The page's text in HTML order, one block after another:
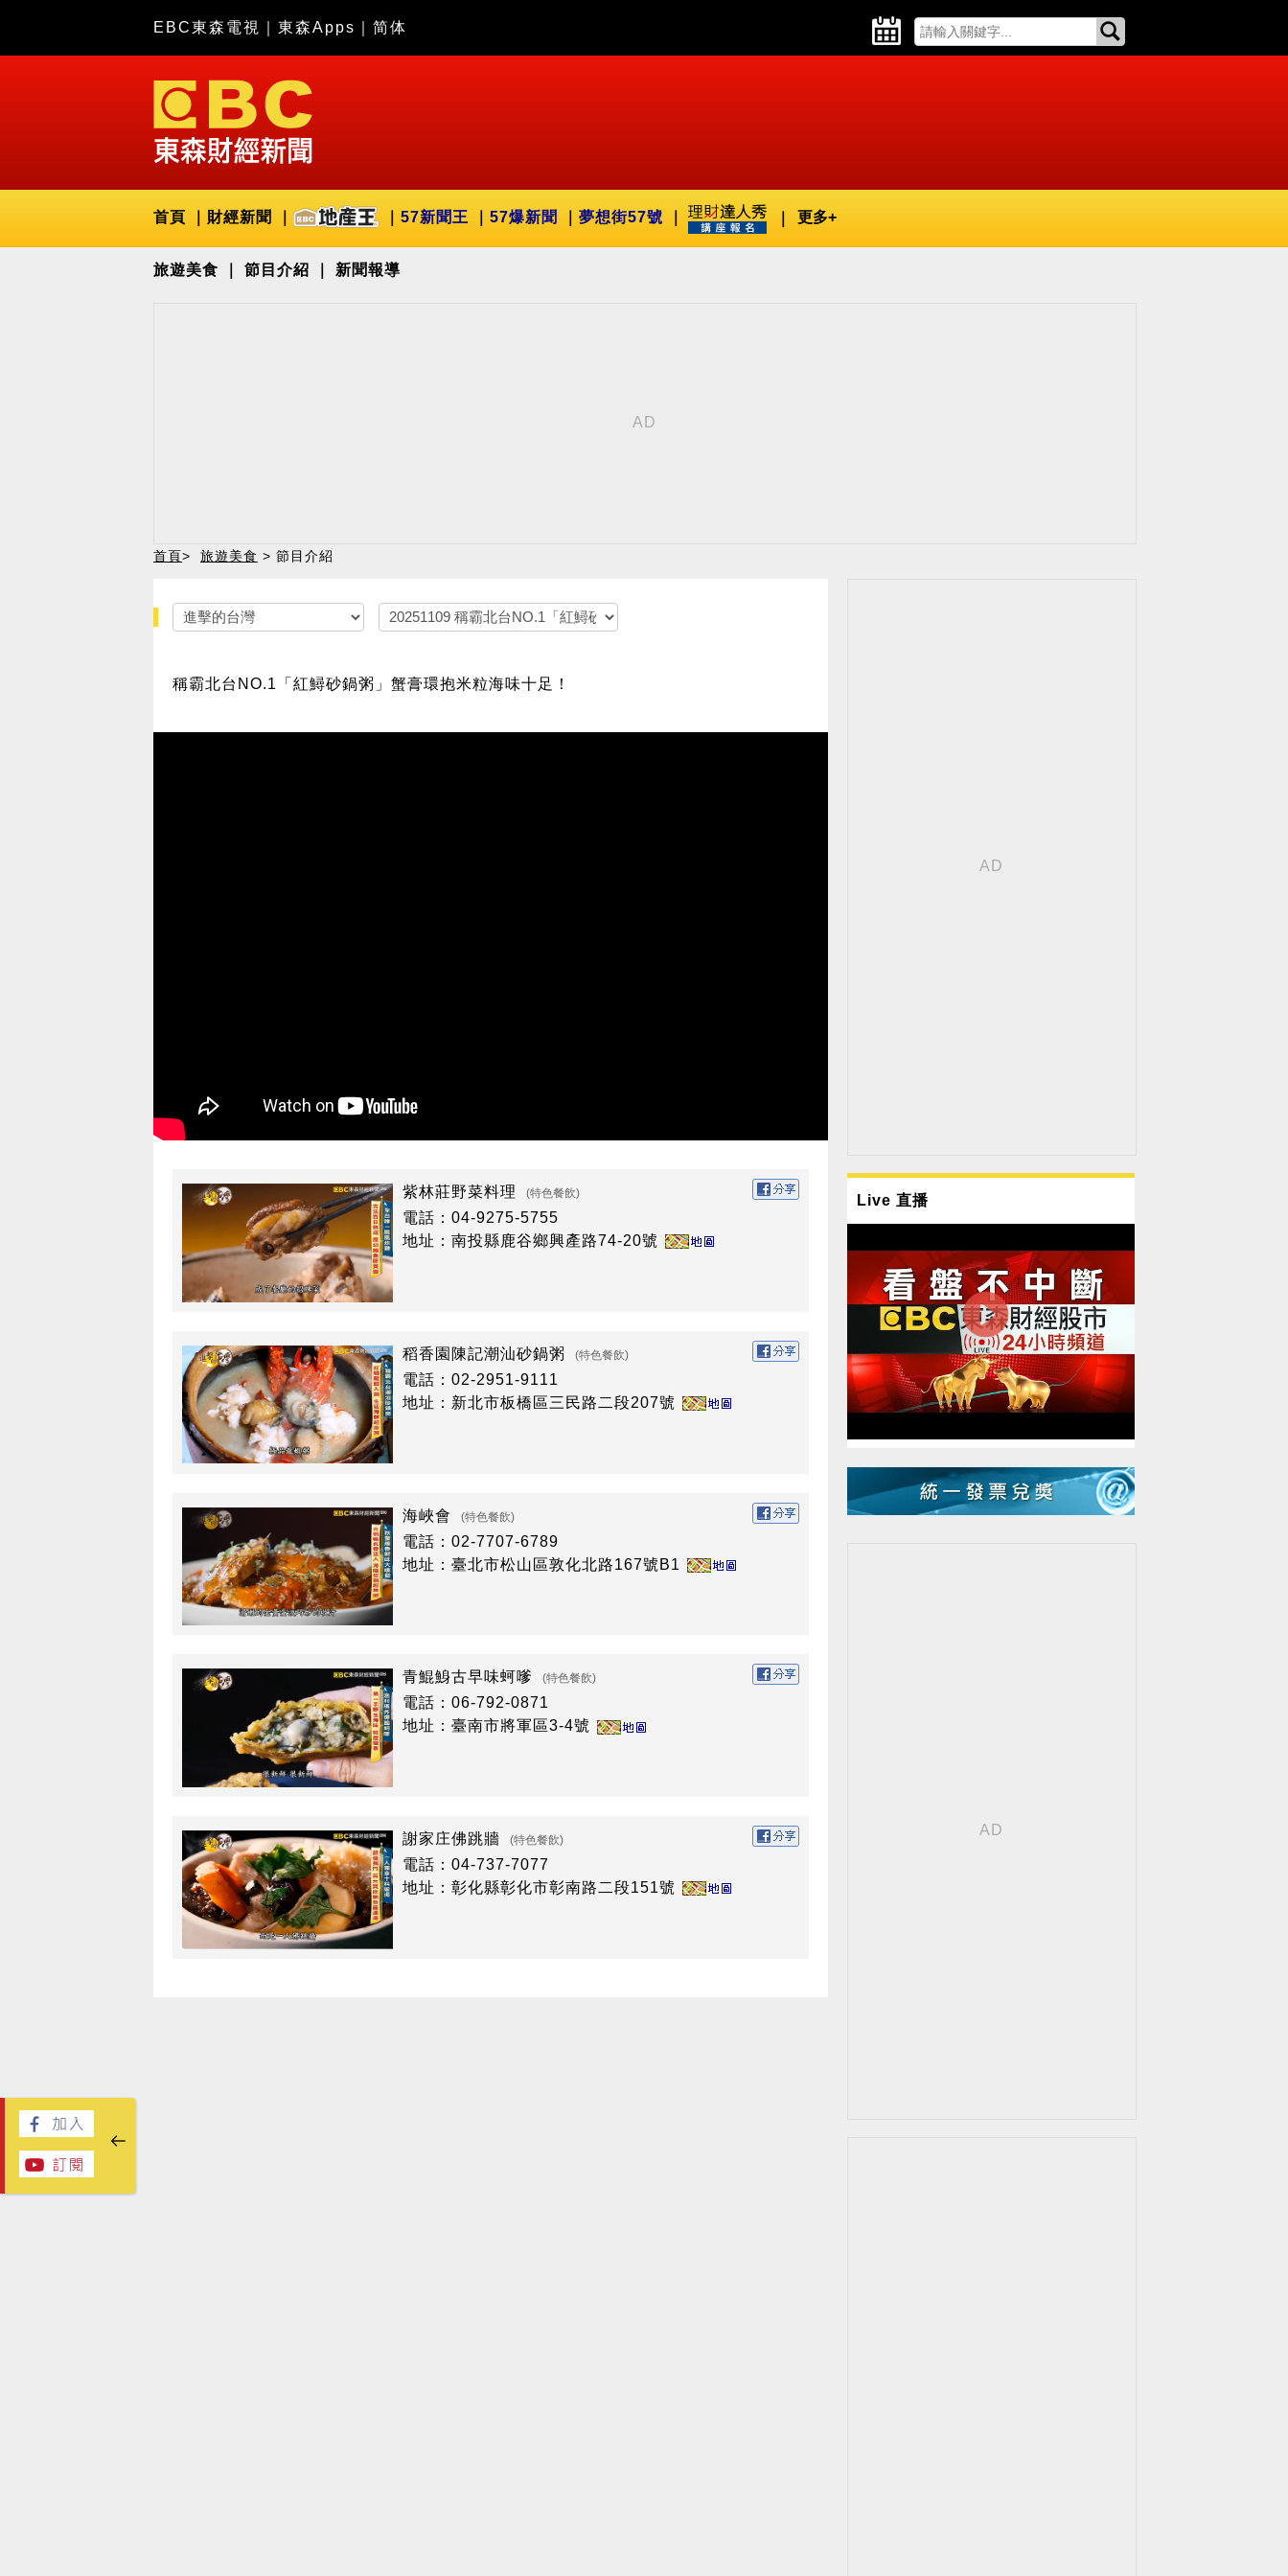
EBC東森電視 東森Apps 简体
首頁 財經新聞 57新聞王 57爆新聞 夢想街57號 更多+
旅遊美食 節目介紹 新聞報導
首頁> 旅遊美食 > 節目介紹
稱霸北台NO.1「紅鱘砂鍋粥」蟹膏環抱米粒海味十足！
紫林莊野菜料理 (特色餐飲)
電話：04-9275-5755
地址：南投縣鹿谷鄉興產路74-20號
稻香園陳記潮汕砂鍋粥 (特色餐飲)
電話：02-2951-9111
地址：新北市板橋區三民路二段207號
海峽會 (特色餐飲)
電話：02-7707-6789
地址：臺北市松山區敦化北路167號B1
青鯤鯓古早味蚵嗲 (特色餐飲)
電話：06-792-0871
地址：臺南市將軍區3-4號
謝家庄佛跳牆 (特色餐飲)
電話：04-737-7077
地址：彰化縣彰化市彰南路二段151號
Live 直播